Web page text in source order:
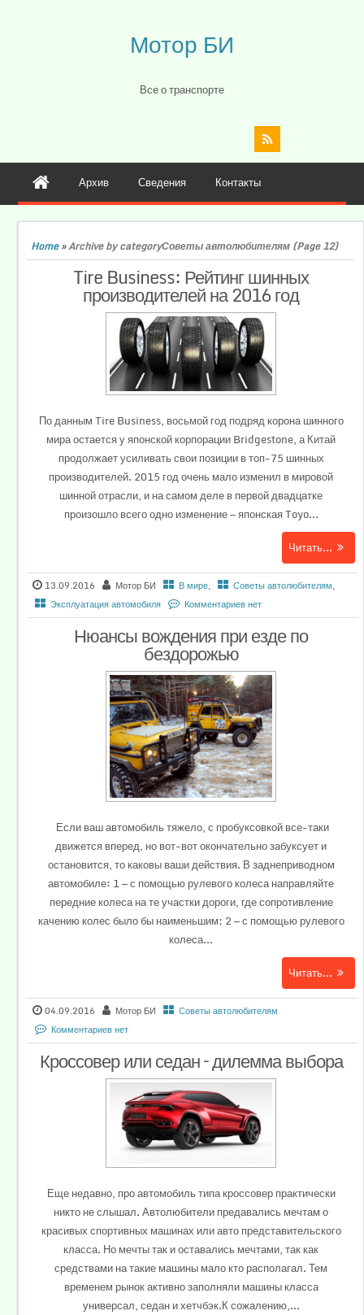
Мотор БИ
Все о транспорте
Архив Сведения Контакты
Home»Archive by categoryСоветы автолюбителям (Page 12)
Tire Business: Рейтинг шинных
производителей на 2016 год
По данным Tire Business, восьмой год подряд корона шинного
мира остается у японской корпорации Bridgestone, а Китай
продолжает усиливать свои позиции в топ-75 шинных
производителей. 2015 год очень мало изменил в мировой
шинной отрасли, и на самом деле в первой двадцатке
произошло всего одно изменение — японская Toyo...
Читать...
13.09.2016 Мотор БИ В мире, Советы автолюбителям,
Эксплуатация автомобиля
Комментариев нет
Нюансы вождения при езде по
бездорожью
Если ваш автомобиль тяжело, с пробуксовкой все-таки
движется вперед, но вот-вот окончательно забуксует и
остановится, то каковы ваши действия. В заднеприводном
автомобиле: 1 — с помощью рулевого колеса направляйте
передние колеса на те участки дороги, где сопротивление
качению колес было бы наименьшим; 2 — с помощью рулевого
колеса...
Читать...
04.09.2016 Мотор БИ
Советы автолюбителям
Комментариев нет
Кроссовер или седан – дилемма выбора
Еще недавно, про автомобиль типа кроссовер практически
никто не слышал. Автолюбители предавались мечтам о
красивых спортивных машинах или авто представительского
класса. Но мечты так и оставались мечтами, так как
средствами на такие машины мало кто располагал. Тем
временем рынок активно заполняли машины класса
универсал, седан и хетчбэк.К сожалению,...